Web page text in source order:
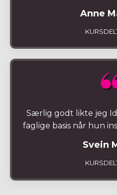
Anne
Særlig godt likte jeg
faglige basis når hun
Svein